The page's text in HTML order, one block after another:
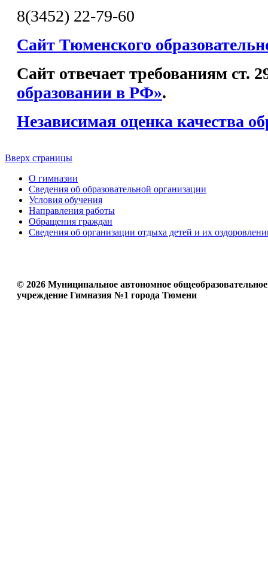
8(3452) 22-79-60
Сайт Тюменского
Сайт отвечает требованиям ст.
образовании в РФ».
Независимая оценка качества
Вверх страницы
О гимназии
Сведения об образовательной организации
Условия обучения
Направления работы
Обращения граждан
Сведения об организации отдыха детей и их
© 2026 Муниципальное автономное общеобразовательное
учреждение Гимназия №1 города Тюмени